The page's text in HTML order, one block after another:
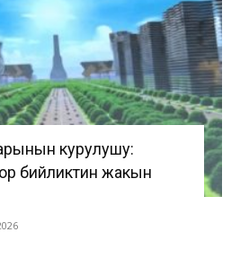
курулушу:
бийликтин жакын